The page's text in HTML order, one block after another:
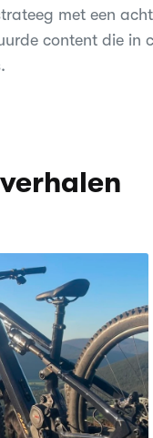
met een
content die in